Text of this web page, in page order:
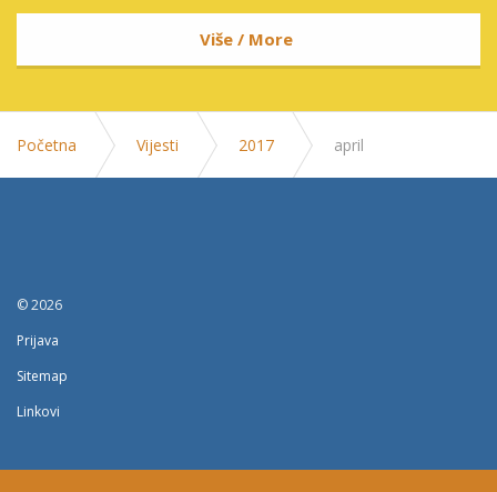
Više / More
Početna Vijesti 2017 april
© 2026
Prijava
Sitemap
Linkovi